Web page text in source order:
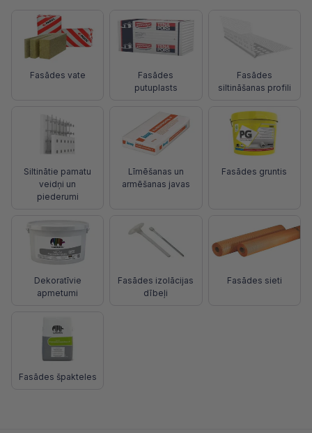
Fasādes vate
Fasādes
putuplasts
Fasādes
siltināšanas profili
Siltinātie pamatu
veidņi un
piederumi
Līmēšanas un
armēšanas javas
Fasādes gruntis
Dekoratīvie
apmetumi
Fasādes izolācijas
dībeļi
Fasādes sieti
Fasādes špakteles